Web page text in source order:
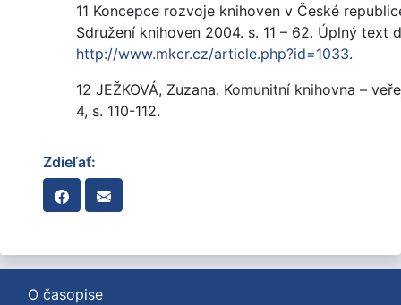
11 Koncepce rozvoje knihoven v České
Sdružení knihoven 2004. s. 11 – 62. Úplný
http://www.mkcr.cz/article.php?id=1033.
12 JEŽKOVÁ, Zuzana. Komunitní knihovna –
4, s. 110-112.
Zdieľať:
O časopise